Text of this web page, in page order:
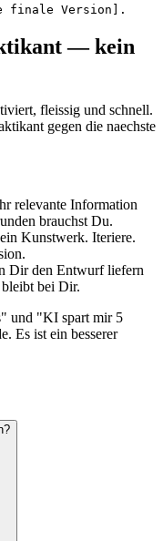
— kein
fleissig und schnell.
gegen die naechste
relevante Information
brauchst Du.
Kunstwerk. Iteriere.
Dir den Entwurf liefern
bei Dir.
und "KI spart mir 5
Es ist ein besserer